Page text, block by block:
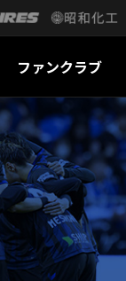
ファンクラブ